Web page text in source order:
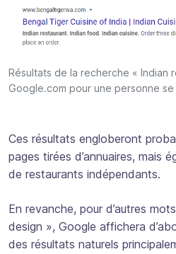
Résultats de la recherche « Indian
Google.com pour une personne
Ces résultats engloberont
pages tirées d’annuaires, mais
de restaurants indépendants.
En revanche, pour d’autres
design », Google affichera
des résultats naturels